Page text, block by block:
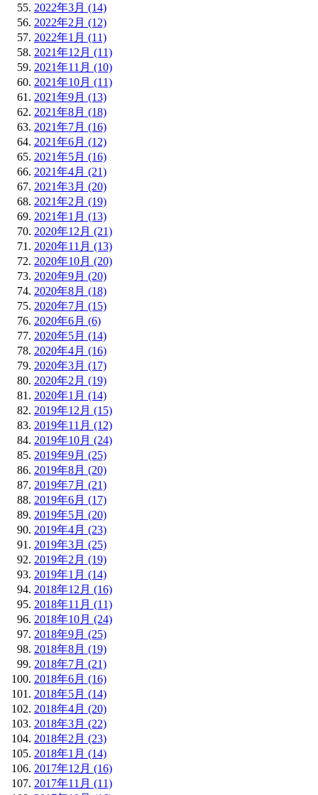
2022年3月 (14)
2022年2月 (12)
2022年1月 (11)
2021年12月 (11)
2021年11月 (10)
2021年10月 (11)
2021年9月 (13)
2021年8月 (18)
2021年7月 (16)
2021年6月 (12)
2021年5月 (16)
2021年4月 (21)
2021年3月 (20)
2021年2月 (19)
2021年1月 (13)
2020年12月 (21)
2020年11月 (13)
2020年10月 (20)
2020年9月 (20)
2020年8月 (18)
2020年7月 (15)
2020年6月 (6)
2020年5月 (14)
2020年4月 (16)
2020年3月 (17)
2020年2月 (19)
2020年1月 (14)
2019年12月 (15)
2019年11月 (12)
2019年10月 (24)
2019年9月 (25)
2019年8月 (20)
2019年7月 (21)
2019年6月 (17)
2019年5月 (20)
2019年4月 (23)
2019年3月 (25)
2019年2月 (19)
2019年1月 (14)
2018年12月 (16)
2018年11月 (11)
2018年10月 (24)
2018年9月 (25)
2018年8月 (19)
2018年7月 (21)
2018年6月 (16)
2018年5月 (14)
2018年4月 (20)
2018年3月 (22)
2018年2月 (23)
2018年1月 (14)
2017年12月 (16)
2017年11月 (11)